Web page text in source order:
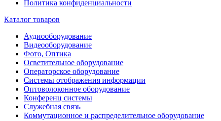
Политика конфиденциальности
Каталог товаров
Аудиооборудование
Видеооборудование
Фото, Оптика
Осветительное оборудование
Операторское оборудование
Системы отображения информации
Оптоволоконное оборудование
Конференц системы
Служебная связь
Коммутационное и распределительное оборудование